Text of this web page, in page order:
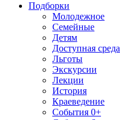
Подборки
Молодежное
Семейные
Детям
Доступная среда
Льготы
Экскурсии
Лекции
История
Краеведение
События 0+